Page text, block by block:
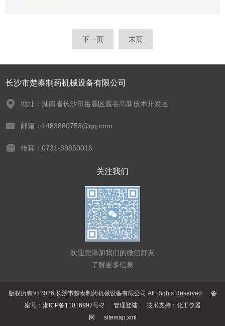
下一页 末页
长沙市楚泰制药机械设备有限公司
地址：湖南省长沙市岳麓区麓谷高新技术开发区
邮箱：1483880753@qq.com
传真：0731-89850016
关注我们
欢迎您添加我们的微信好友
了解更多信息
版权所有 © 2026 长沙市楚泰制药机械设备有限公司 All Rights Reserved 备
案号：湘ICP备11016997号-2
管理登陆技术支持： 化工仪器
网
sitemap.xml